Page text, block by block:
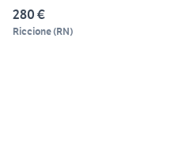
280 €
Riccione(RN)